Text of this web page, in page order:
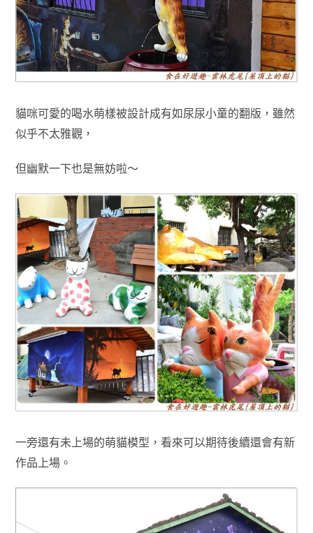
貓咪可愛的喝水萌樣被設計成有如尿尿小童的翻版，雖然
似乎不太雅觀，
但幽默一下也是無妨啦～
一旁還有未上場的萌貓模型，看來可以期待後續還會有新
作品上場。